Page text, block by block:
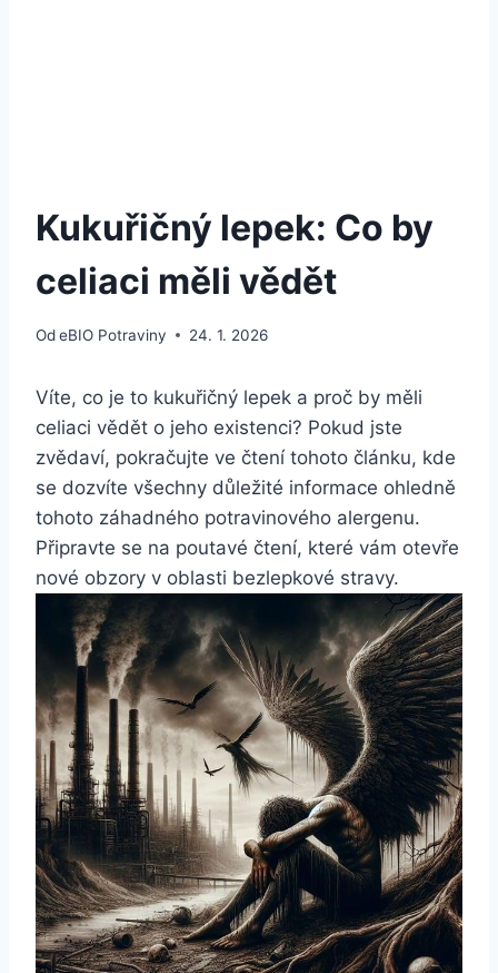
Kukuřičný lepek: Co by
celiaci měli vědět
OdeBIO Potraviny 24. 1. 2026
Víte, co je to kukuřičný lepek a proč by měli
celiaci vědět o jeho existenci? Pokud jste
zvědaví, pokračujte ve čtení tohoto článku, kde
se dozvíte všechny důležité informace ohledně
tohoto záhadného potravinového alergenu.
Připravte se na poutavé čtení, které vám otevře
nové obzory v oblasti bezlepkové stravy.